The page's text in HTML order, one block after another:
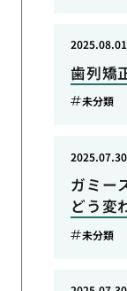
歯列矯
2025.08.01
未分類
ガミー
どう変
2025.07.30
未分類